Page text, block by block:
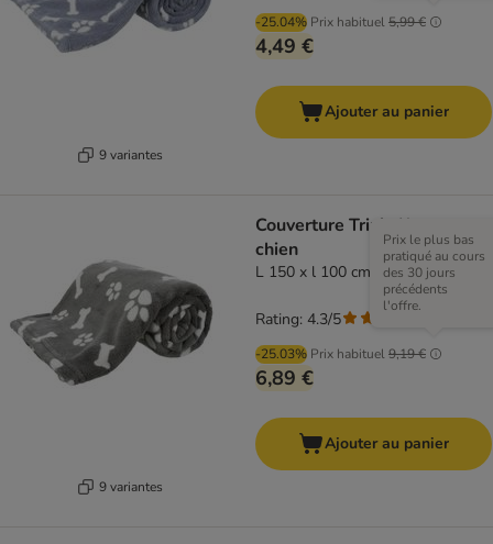
9 variantes
-25.04% Prix habituel5,99 €
4,49 €
Ajouter au panier
9 variantes
Couverture Trixie Kenny pour
chien
L 150 x l 100 cm, gris
-25.03% Prix habituel9,19 €
Prix le plus bas
pratiqué au cours
des 30 jours
précédents
l'offre.
6,89 €
Rating: 4.3/5
Ajouter au panier